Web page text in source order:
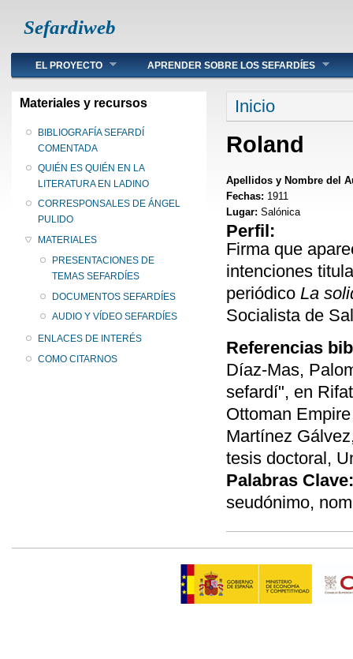
Sefardiweb
Main menu
EL PROYECTO APRENDER SOBRE LOS SEFARDÍES
Materiales y recursos
BIBLIOGRAFÍA SEFARDÍ
COMENTADA
QUIÉN ES QUIÉN EN LA
LITERATURA EN LADINO
CORRESPONSALES DE ÁNGEL
PULIDO
MATERIALES
PRESENTACIONES DE
TEMAS SEFARDÍES
DOCUMENTOS SEFARDÍES
AUDIO Y VÍDEO SEFARDÍES
ENLACES DE INTERÉS
COMO CITARNOS
Se encuentra
Inicio
Roland
Apellidos y Nombre del
Fechas: 1911
Lugar: Salónica
Perfil:
Firma que
intenciones
periódico La
Socialista de
Referencias
Díaz-Mas,
sefardí", en
Ottoman
Martínez
tesis doctoral,
Palabras Clave:
seudónimo,